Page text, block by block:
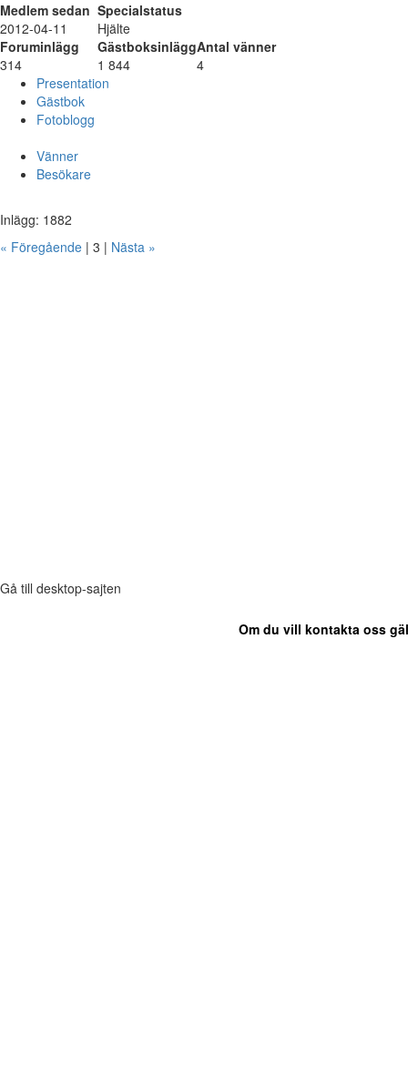
Medlem sedan Specialstatus
2012-04-11
Hjälte
Foruminlägg
GästboksinläggAntal vänner
314
1 844
4
Presentation
Gästbok
Fotoblogg
Vänner
Besökare
Inlägg: 1882
« Föregående | 3 | Nästa »
Gå till desktop-sajten
Om du vill kontakta oss